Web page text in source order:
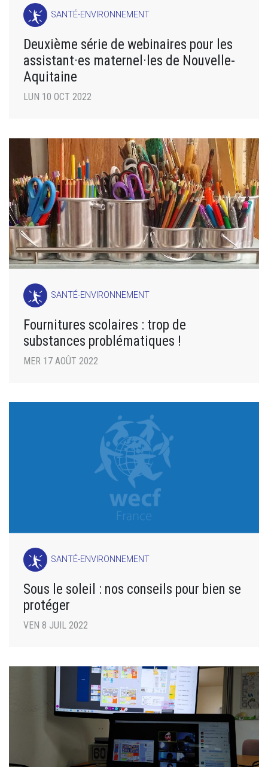
SANTÉ-ENVIRONNEMENT
Deuxième série de webinaires pour les
assistant·es maternel·les de Nouvelle-
Aquitaine
LUN 10 OCT 2022
SANTÉ-ENVIRONNEMENT
Fournitures scolaires : trop de
substances problématiques !
MER 17 AOÛT 2022
SANTÉ-ENVIRONNEMENT
Sous le soleil : nos conseils pour bien se
protéger
VEN 8 JUIL 2022